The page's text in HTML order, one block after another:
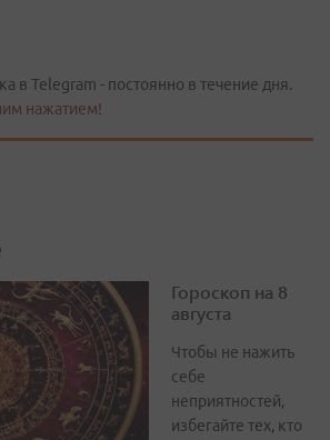
в Telegram - постоянно в течение дня.
нажатием!
Гороскоп на 8
августа
Чтобы не нажить
себе
неприятностей,
избегайте тех, кто